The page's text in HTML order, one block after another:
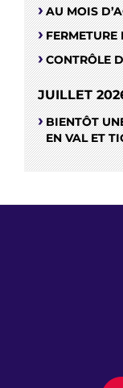
AU MOIS
FERMETURE
CONTRÔLE
JUILLET
BIENTÔT
EN VAL ET